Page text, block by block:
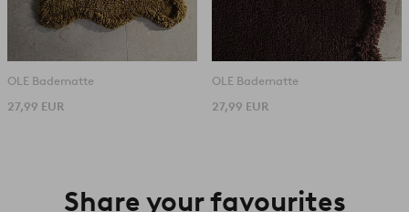
OLE Badematte
27,99 EUR
OLE Badematte
27,99 EUR
Share your favourites